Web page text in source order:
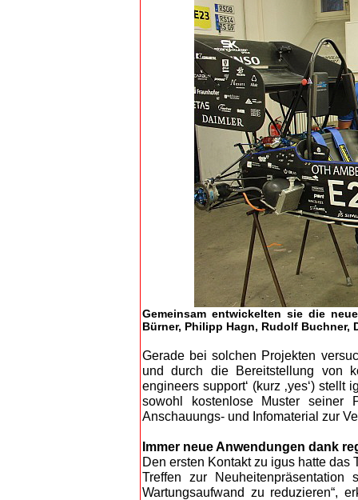
Gemeinsam entwickelten sie die
Bürner, Philipp Hagn, Rudolf Buchner,
Gerade bei solchen Projekten
und durch die Bereitstellung von
engineers support‘ (kurz ‚yes‘)
sowohl kostenlose Muster seiner
Anschauungs- und Infomaterial zur
Immer neue Anwendungen dank
Den ersten Kontakt zu igus hatte
Treffen zur
Wartungsaufwand zu reduzieren“,